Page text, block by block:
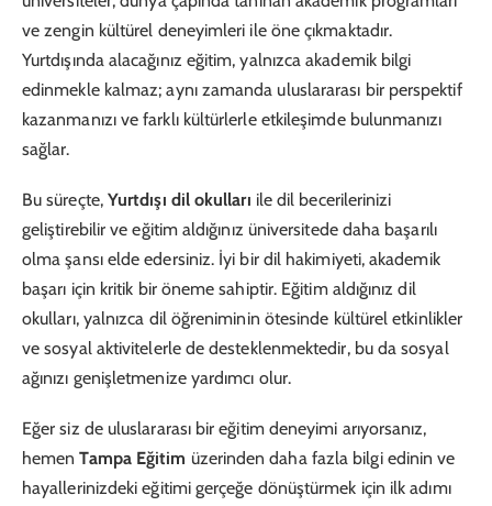
ve zengin kültürel deneyimleri ile öne çıkmaktadır.
Yurtdışında alacağınız eğitim, yalnızca akademik bilgi
edinmekle kalmaz; aynı zamanda uluslararası bir perspektif
kazanmanızı ve farklı kültürlerle etkileşimde bulunmanızı
sağlar.
Bu süreçte, Yurtdışı dil okulları ile dil becerilerinizi
geliştirebilir ve eğitim aldığınız üniversitede daha başarılı
olma şansı elde edersiniz. İyi bir dil hakimiyeti, akademik
başarı için kritik bir öneme sahiptir. Eğitim aldığınız dil
okulları, yalnızca dil öğreniminin ötesinde kültürel etkinlikler
ve sosyal aktivitelerle de desteklenmektedir, bu da sosyal
ağınızı genişletmenize yardımcı olur.
Eğer siz de uluslararası bir eğitim deneyimi arıyorsanız,
hemenTampa Eğitim üzerinden daha fazla bilgi edinin ve
hayallerinizdeki eğitimi gerçeğe dönüştürmek için ilk adımı